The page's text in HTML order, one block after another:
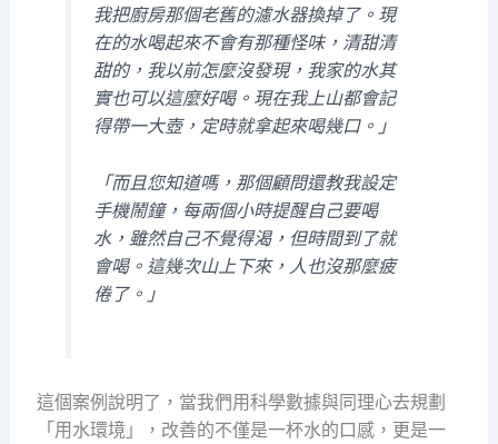
我把廚房那個老舊的濾水器換掉了。現
在的水喝起來不會有那種怪味，清甜清
甜的，我以前怎麼沒發現，我家的水其
實也可以這麼好喝。現在我上山都會記
得帶一大壺，定時就拿起來喝幾口。」
「而且您知道嗎，那個顧問還教我設定
手機鬧鐘，每兩個小時提醒自己要喝
水，雖然自己不覺得渴，但時間到了就
會喝。這幾次山上下來，人也沒那麼疲
倦了。」
這個案例說明了，當我們用科學數據與同理心去規劃
「用水環境」，改善的不僅是一杯水的口感，更是一